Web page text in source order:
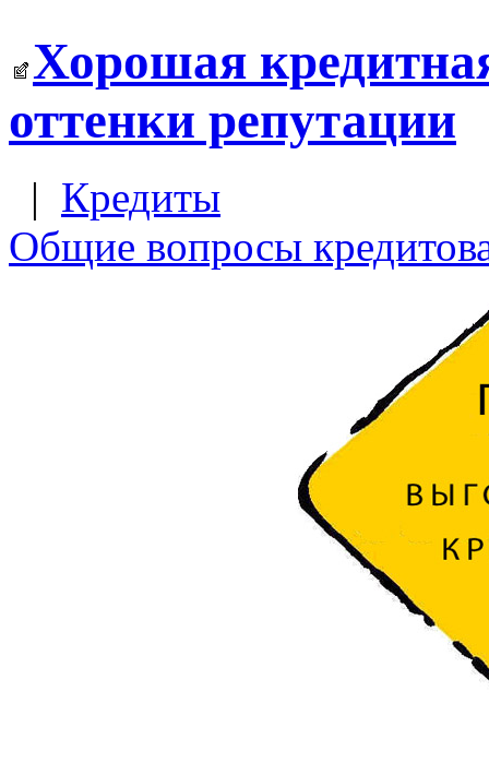
Хорошая
оттенки репутации
| Кредиты
Общие вопросы